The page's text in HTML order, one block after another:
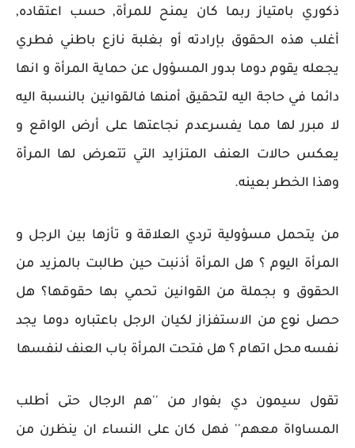
ذكوري بامتياز ربما كان يمنح للمرأة, حسب اعتقاده,
أغلب هذه الحقوق بإرادته أو بغلبة نازع باطني فطري
يجعله يقوم دوما بدور المسؤول عن حماية المرأة و انها
دائما في حاجة اليه لتحقيق أمنها فالقوانين بالنسبة اليه
لا مبرر لها مما يفسرعدم نجاعتها على أرض الواقع و
يعكس حالات العنف المتزايد التي تتعرض لها المرأة
وهذا الخطر بعينه.
من يتحمل مسؤولية تردي العلاقة و تأزها بين الرجل و
المرأة اليوم ؟ هل المرأة أذنبت حين طالبت بالمزيد من
الحقوق و بجملة من القوانين تحمي بها حقوقها؟ هل
حصل نوع من الاستفزاز لكيان الرجل باعتباره دوما يجد
نفسه محل اتهام ؟ هل فتحت المرأة باب العنف لنفسها
تقول سيمون دي بفوار من ''هم الرجال حتى أطلب
المساواة معهم'' فهل كان على النساء ان ينظرن من